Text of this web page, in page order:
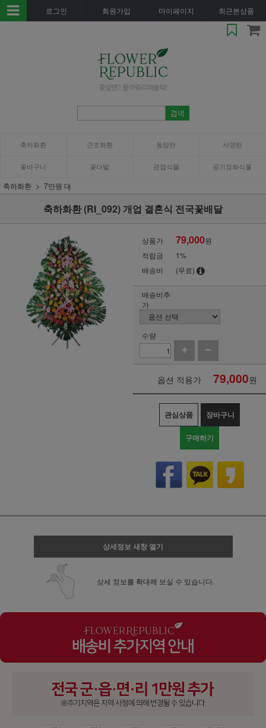
로그인 회원가입 마이페이지 최근본상품
축하화환 근조화환 동양란 서양란
꽃바구니 꽃다발 관엽식물 공기정화식물
축하화환 7만원 대
축하화환 (RI_092) 개업 결혼식 전국꽃배달
상품가 79,000원
적립금
1%
배송비
(무료)
배송비추
가
수량
옵션 적용가 79,000원
관심상품 장바구니
구매하기
상세정보 새창 열기
상세 정보를 확대해 보실 수 있습니다.